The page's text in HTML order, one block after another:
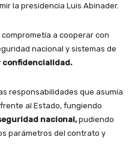
la presidencia Luis Abinader.
a cooperar con
nacional y sistemas de
confidencialidad.
responsabilidades que asumía
al Estado, fungiendo
nacional,pudiendo
parámetros del contrato y